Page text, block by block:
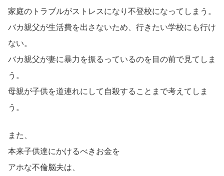
家庭のトラブルがストレスになり不登校になってしまう。
バカ親父が生活費を出さないため、行きたい学校にも行け
ない。
バカ親父が妻に暴力を振るっているのを目の前で見てしま
う。
母親が子供を道連れにして自殺することまで考えてしま
う。
また、
本来子供達にかけるべきお金を
アホな不倫脳夫は、